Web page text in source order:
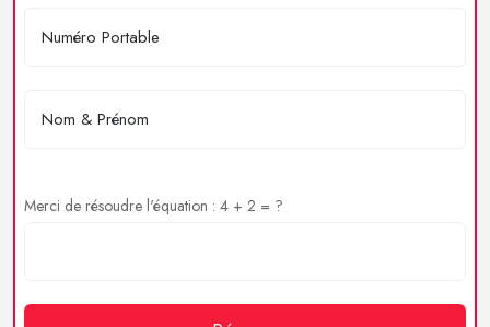
Merci de résoudre l'équation : 4 + 2 = ?